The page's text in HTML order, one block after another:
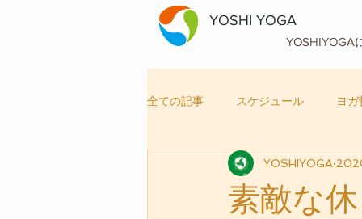
YOSHI YOGA
YOSHIYOGA
全ての記事 スケジュール ヨガ
自律神経メンテナンス ヨガ
素敵な
YOSHIYOGA